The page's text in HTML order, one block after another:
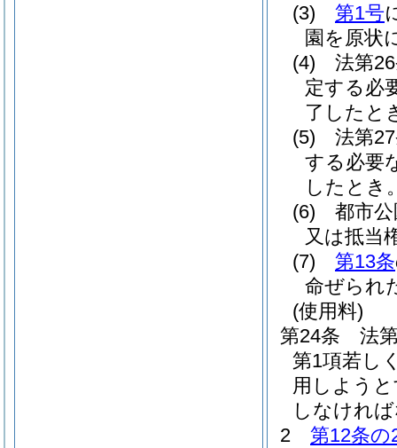
(3)
第1号
園を原状
(4)
法第
定する必
了したと
(5)
法第
する必要
したとき
(6)
都市
又は抵当
(7)
第13条
命ぜられ
(使用料)
第24条
法
第1項若し
用しよう
しなけれ
2
第12条の